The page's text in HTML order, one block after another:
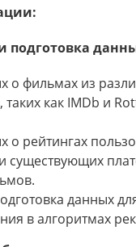
подготовка
о фильмах из
таких как IMDb и
о рейтингах
существующих
данных
в алгоритмах